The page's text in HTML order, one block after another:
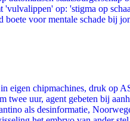
'vulvalippen' op: 'stigma op
voor mentale schade bij
eigen chipmachines, druk op
twee uur, agent gebeten bij
als desinformatie,